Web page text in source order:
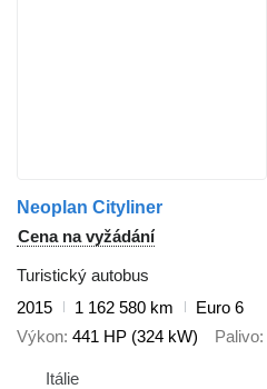
Neoplan Cityliner
Cena na vyžádání
Turistický autobus
2015
1 162 580 km
Euro 6
Výkon 441 HP (324 kW) Palivo
Itálie